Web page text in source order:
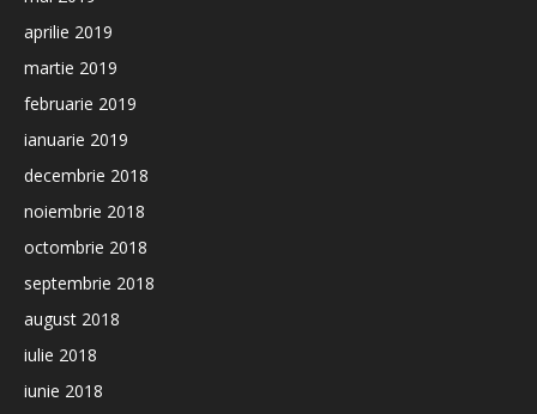
aprilie 2019
martie 2019
februarie 2019
ianuarie 2019
decembrie 2018
noiembrie 2018
octombrie 2018
septembrie 2018
august 2018
iulie 2018
iunie 2018